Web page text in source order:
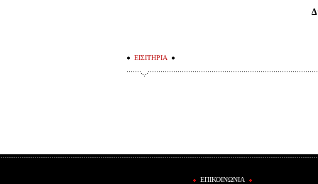
ΕΙΣΙΤΗΡΙΑ
ΕΠΙΚΟΙΝΩΝΙΑ